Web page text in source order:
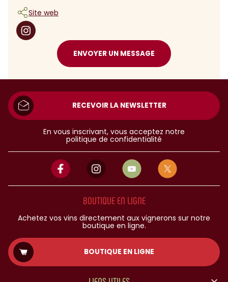
Site web
ENVOYER UN MESSAGE
RECEVOIR LA NEWSLETTER
En vous inscrivant, vous acceptez notre
politique de confidentialité
BOUTIQUE EN LIGNE
Achetez vos vins directement aux vignerons sur notre
boutique en ligne.
BOUTIQUE EN LIGNE